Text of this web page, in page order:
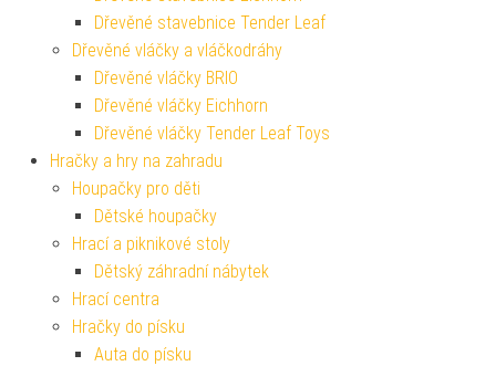
Dřevěné stavebnice Tender Leaf
Dřevěné vláčky a vláčkodráhy
Dřevěné vláčky BRIO
Dřevěné vláčky Eichhorn
Dřevěné vláčky Tender Leaf Toys
Hračky a hry na zahradu
Houpačky pro děti
Dětské houpačky
Hrací a piknikové stoly
Dětský záhradní nábytek
Hrací centra
Hračky do písku
Auta do písku